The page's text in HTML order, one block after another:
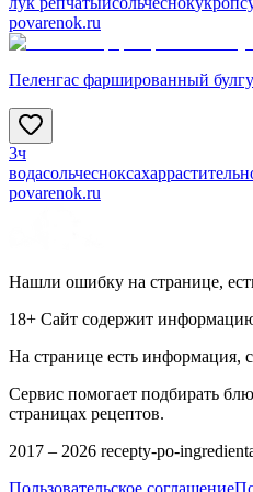
povarenok.ru
Пеленгас фаршированный
3ч
водасольчесноксахар
povarenok.ru
Нашли ошибку на странице,
18+ Сайт содержит
На странице есть информация,
Сервис помогает подбирать
страницах рецептов.
2017 – 2026 recepty-po-